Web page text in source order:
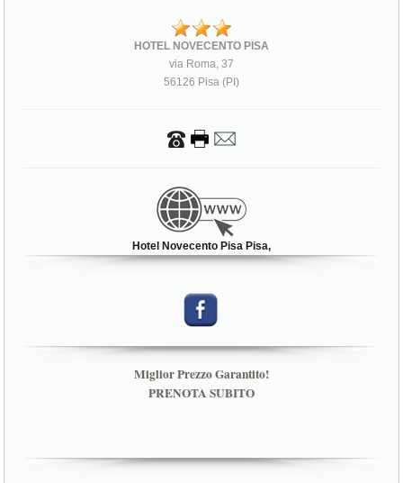
HOTEL NOVECENTO PISA
via Roma, 37
56126 Pisa (PI)
Hotel Novecento Pisa Pisa,
Miglior Prezzo Garantito!
PRENOTA SUBITO